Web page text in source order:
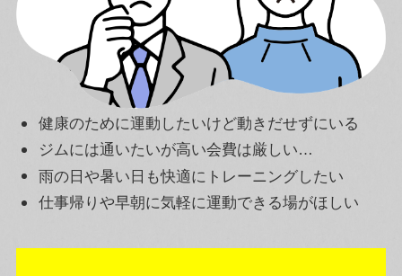
健康のために運動したいけど動きだせずにいる
ジムには通いたいが高い会費は厳しい…
雨の日や暑い日も快適にトレーニングしたい
仕事帰りや早朝に気軽に運動できる場がほしい